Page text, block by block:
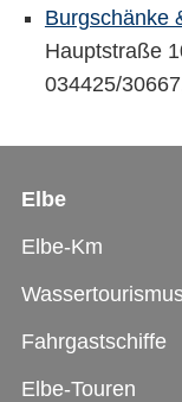
Burgschänke
Hauptstraße
034425/
Elbe
Elbe-Km
Fahrgastschiffe
Elbe-Touren